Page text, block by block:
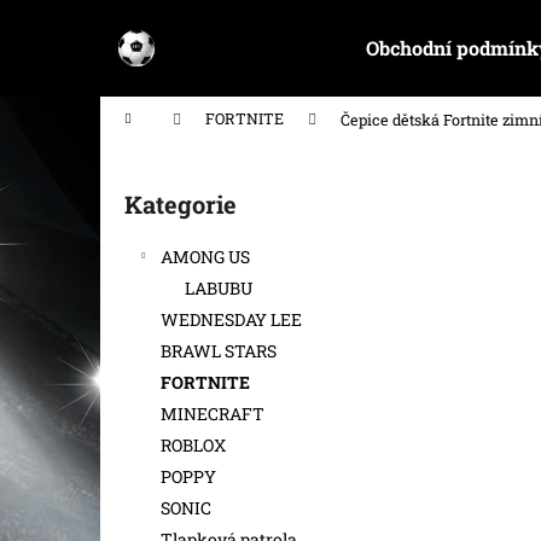
Obchodní
Domů FORTNITE Čepice dětská Fortnite
n
n
í
p
a
n
Přeskočit
kategorie
Kategorie
AMONG US
LABUBU
WEDNESDAY LEE
BRAWL STARS
FORTNITE
MINECRAFT
ROBLOX
POPPY
SONIC
Zpět
Zpět